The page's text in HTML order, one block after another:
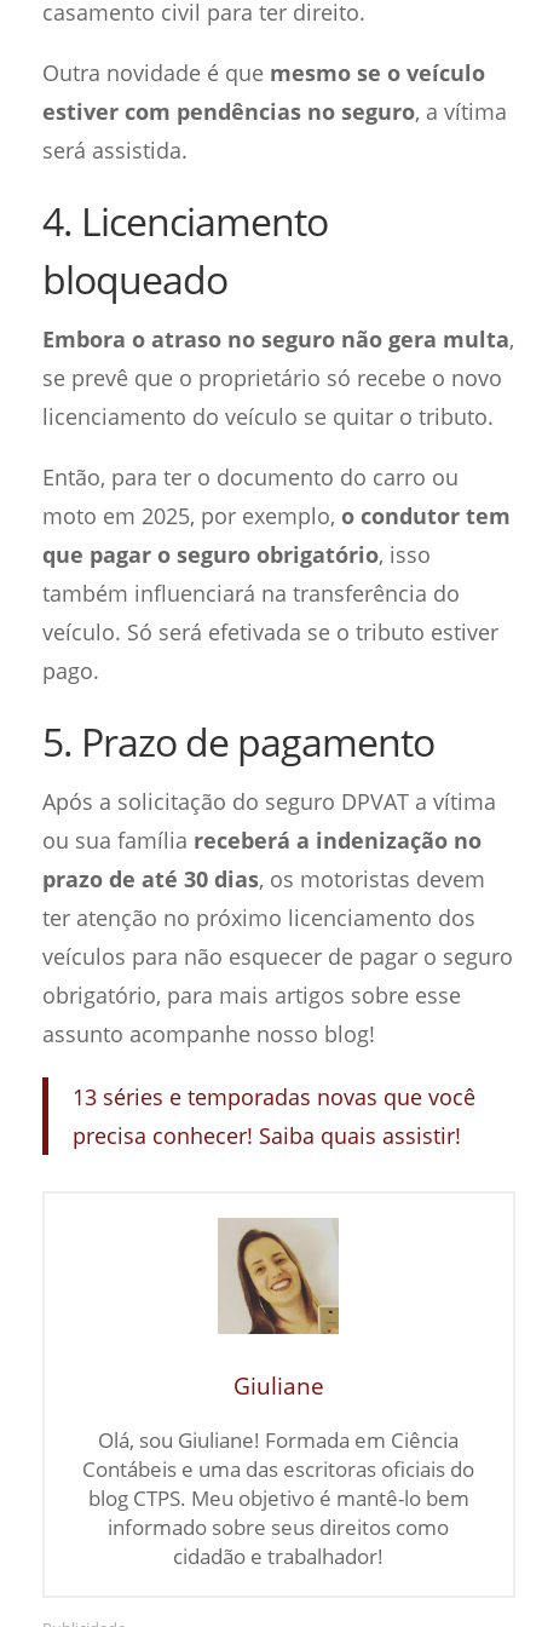
casamento civil para ter direito.
Outra novidade é quemesmo se o veículo
estiver com pendências no seguro, a vítima
será assistida.
4. Licenciamento
bloqueado
Embora o atraso no seguro não gera multa,
se prevê que o proprietário só recebe o novo
licenciamento do veículo se quitar o tributo.
Então, para ter o documento do carro ou
moto em 2025, por exemplo, o condutor tem
que pagar o seguro obrigatório, isso
também influenciará na transferência do
veículo. Só será efetivada se o tributo estiver
pago.
5. Prazo de pagamento
Após a solicitação do seguro DPVAT a vítima
ou sua família receberá a indenização no
prazo de até 30 dias, os motoristas devem
ter atenção no próximo licenciamento dos
veículos para não esquecer de pagar o seguro
obrigatório, para mais artigos sobre esse
assunto acompanhe nosso blog!
13 séries e temporadas novas que você
precisa conhecer! Saiba quais assistir!
Giuliane
Olá, sou Giuliane! Formada em Ciência
Contábeis e uma das escritoras oficiais do
blog CTPS. Meu objetivo é mantê-lo bem
informado sobre seus direitos como
cidadão e trabalhador!